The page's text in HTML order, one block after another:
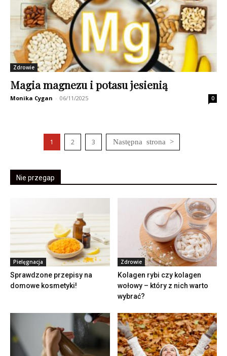
Zdrowie
Magia magnezu i potasu jesienią
Monika Cygan - 06/11/2025 0
1 2 3
Nie przegap
Pielęgnacja
Sprawdzone przepisy na
domowe kosmetyki!
Zdrowie
Kolagen rybi czy kolagen
wołowy – który z nich warto
wybrać?